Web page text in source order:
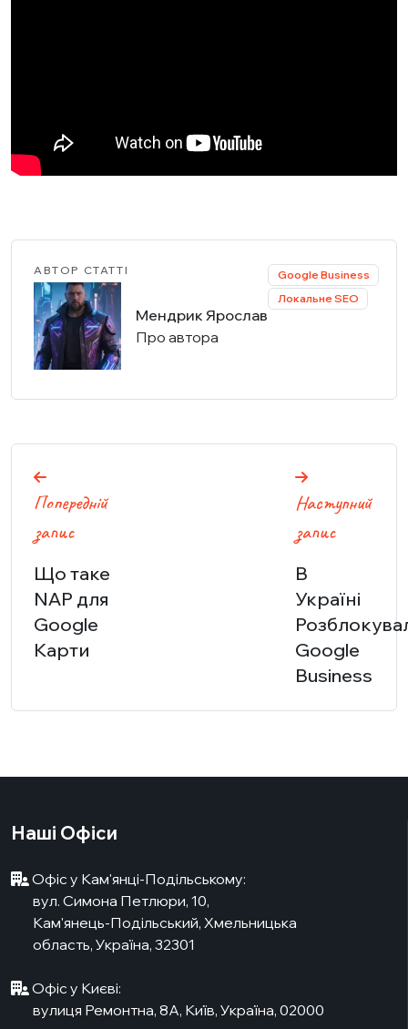
АВТОР СТАТТІ
Мендрик Ярослав
Про автора
Google Business
Локальне SEO
Навігація
записів
Попередній
запис
Що таке
NAP для
Google
Карти
Наступний
запис
В
Україні
Google
Business
Наші Офіси
Офіс у Кам'янці-Подільському:
вул. Симона Петлюри, 10,
Кам'янець-Подільський, Хмельницька
область, Україна, 32301
Офіс у Києві:
вулиця Ремонтна, 8А, Київ, Україна, 02000